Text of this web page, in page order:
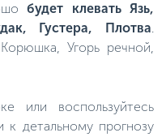
будет клевать Язь,
Густера, Плотва.
Угорь речной,
или воспользуйтесь
детальному прогнозу